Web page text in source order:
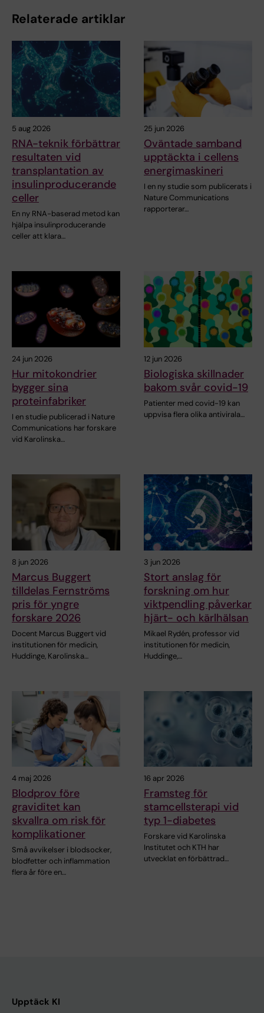
Relaterade artiklar
5 aug 2026
RNA-teknik förbättrar
resultaten vid
transplantation av
insulinproducerande
celler
En ny RNA-baserad metod kan
hjälpa insulinproducerande
celler att klara…
25 jun 2026
Oväntade samband
upptäckta i cellens
energimaskineri
I en ny studie som publicerats i
Nature Communications
rapporterar…
24 jun 2026
Hur mitokondrier
bygger sina
proteinfabriker
I en studie publicerad i Nature
Communications har forskare
vid Karolinska…
12 jun 2026
Biologiska skillnader
bakom svår covid-19
Patienter med covid-19 kan
uppvisa flera olika antivirala…
8 jun 2026
Marcus Buggert
tilldelas Fernströms
pris för yngre
forskare 2026
Docent Marcus Buggert vid
institutionen för medicin,
Huddinge, Karolinska…
3 jun 2026
Stort anslag för
forskning om hur
viktpendling påverkar
hjärt- och kärlhälsan
Mikael Rydén, professor vid
institutionen för medicin,
Huddinge,…
4 maj 2026
Blodprov före
graviditet kan
skvallra om risk för
komplikationer
Små avvikelser i blodsocker,
blodfetter och inflammation
flera år före en…
16 apr 2026
Framsteg för
stamcellsterapi vid
typ 1-diabetes
Forskare vid Karolinska
Institutet och KTH har
utvecklat en förbättrad…
Upptäck KI